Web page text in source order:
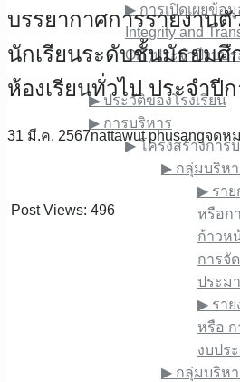
▶︎ การเปิดเผยข้อ
Integrity and
OIT)ประจำปีงบป
เกี่ยวกับเรา
▶︎ ประวัติของโรงเรียน
▶︎ การบริหาร
▶︎ โครงสร้างการ
▶︎ กลุ่มบริห
▶︎ ราย
หรือก
ก้าวห
การจั
ประม
▶︎ ราย
หรือ ก
งบปร
▶︎ กลุ่มบริหา
บรรยากาศการรายงาน
นักเรียนระดับชั้นมัธยมศึ
ห้องเรียนทั่วไป ประจำปี
31 มี.ค. 2567nattawut phusangจดห
Post Views: 496